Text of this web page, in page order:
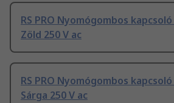
RS PRO Nyomógombos
Zöld 250 V ac
RS PRO Nyomógombos
Sárga 250 V ac